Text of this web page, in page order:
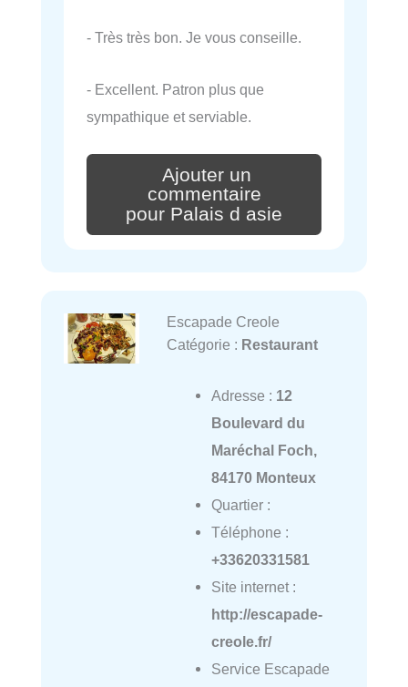
- Très très bon. Je vous conseille.
- Excellent. Patron plus que
sympathique et serviable.
Ajouter un
commentaire
pour Palais d asie
Escapade Creole
Catégorie : Restaurant
Adresse : 12
Boulevard du
Maréchal Foch,
84170 Monteux
Quartier :
Téléphone :
+33620331581
Site internet :
http://escapade-
creole.fr/
Service Escapade